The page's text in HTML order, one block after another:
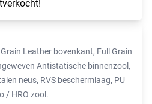
Leather bovenkant, Full Grain
Antistatische binnenzool,
neus, RVS beschermlaag, PU
/ HRO zool.